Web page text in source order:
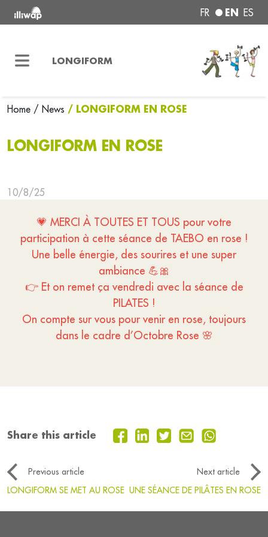
FR EN ES
LONGIFORM
Home / News / LONGIFORM EN ROSE
LONGIFORM EN ROSE
10/8/25
💗 MERCI À TOUTES ET TOUS pour votre
participation à cette séance de TAEBO en rose !
Une belle énergie, des sourires et une super
ambiance 💪🎀
👉 Et on remet ça vendredi avec la séance de
PILATES !
On compte sur vous pour venir en rose, toujours
dans le cadre d’Octobre Rose 🌸
Share this article
Previous article
Next article
LONGIFORM SE MET AU ROSE UNE SÉANCE DE PILÂTES EN ROSE